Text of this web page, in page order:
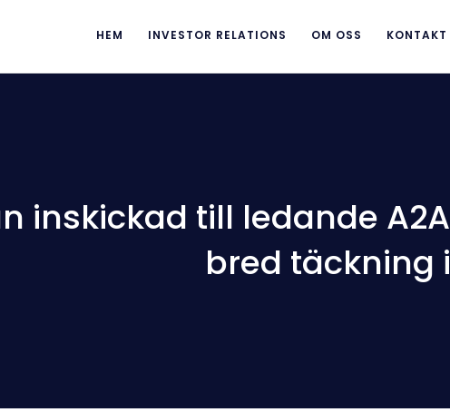
HEM INVESTOR RELATIONS OM OSS KONTAKT
inskickad till ledande
bred täckning